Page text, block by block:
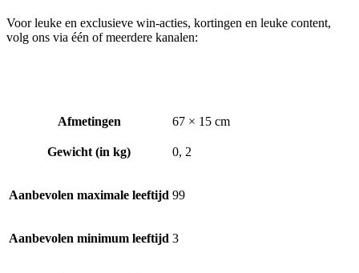
Voor leuke en exclusieve win-acties, kortingen en leuke content,
volg ons via één of meerdere kanalen:
Afmetingen 67 × 15 cm
Gewicht (in kg) 0, 2
Aanbevolen maximale leeftijd 99
Aanbevolen minimum leeftijd 3